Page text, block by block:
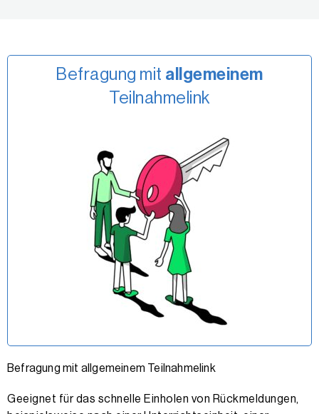
Befragung mit allgemeinem
Teilnahmelink
Befragung mit allgemeinem Teilnahmelink
Geeignet für das schnelle Einholen von Rückmeldungen,